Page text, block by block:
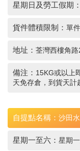
星期日及勞工假期：
貨件體積限制： 單
地址： 荃灣西樓角
備注： 15KG或以上
天免存倉，到貨天
自提點名稱： 沙田
星期一至六： 星期